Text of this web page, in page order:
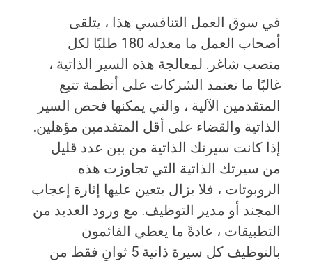
في سوق العمل التنافسي هذا ، يتلقى
أصحاب العمل ما معدله 180 طلبًا لكل
منصب شاغر. لمعالجة هذه السير الذاتية ،
غالبًا ما تعتمد الشركات على أنظمة تتبع
المتقدمين الآلية ، والتي يمكنها فحص السير
الذاتية والقضاء على أقل المتقدمين مؤهلين.
إذا كانت سيرتك الذاتية من بين عدد قليل
من سيرتك الذاتية التي تجاوزت هذه
الروبوتات ، فلا يزال يتعين عليها إثارة إعجاب
المجند أو مدير التوظيف. مع ورود العديد من
التطبيقات ، عادةً ما يعطي القائمون
بالتوظيف كل سيرة ذاتية 5 ثوانٍ فقط من